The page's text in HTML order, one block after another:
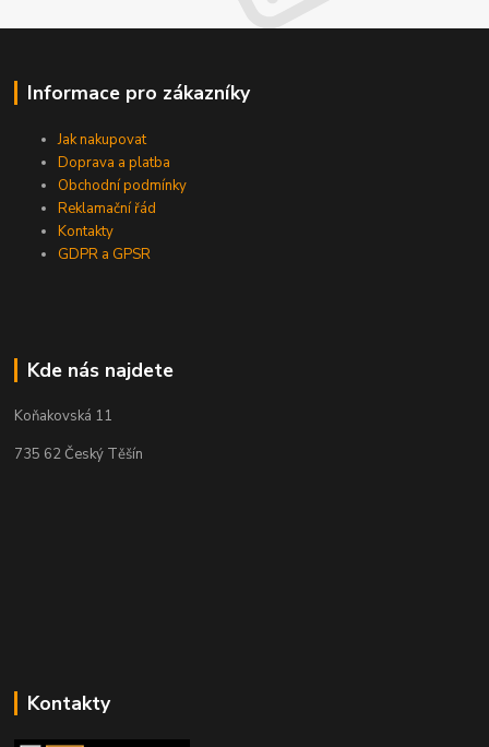
Informace pro zákazníky
Jak nakupovat
Doprava a platba
Obchodní podmínky
Reklamační řád
Kontakty
GDPR a GPSR
Kde nás najdete
Koňakovská 11
735 62 Český Těšín
Kontakty